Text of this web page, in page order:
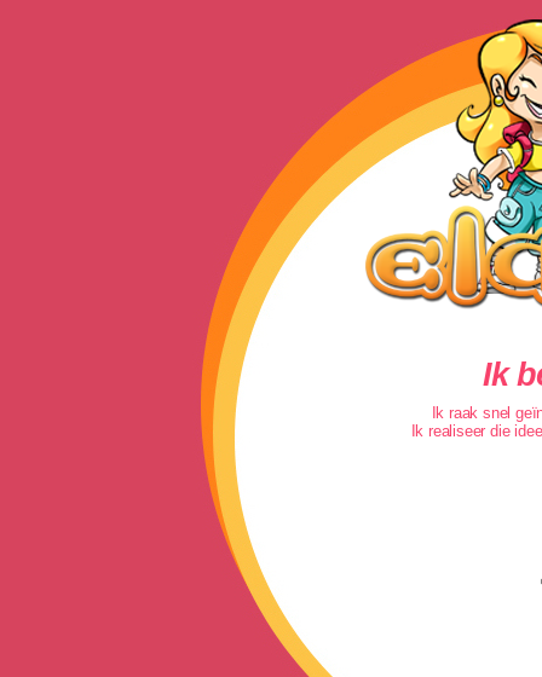
Ik
Ik raak snel
Ik realiseer die